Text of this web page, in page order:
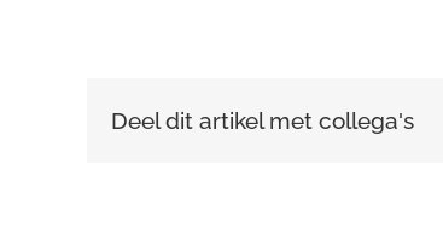
Deel dit artikel met collega's